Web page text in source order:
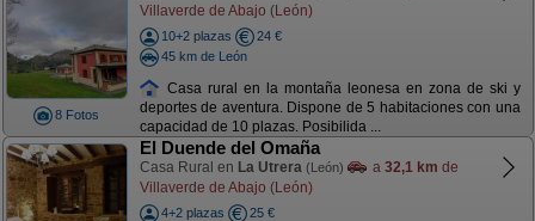
8 Fotos
Villaverde de Abajo (León)
10+2 plazas
24 €
45 km de León
Casa rural en la montaña leonesa en zona de ski y
deportes de aventura. Dispone de 5 habitaciones con una
capacidad de 10 plazas. Posibilida ...
El Duende del Omaña
Casa Rural en La Utrera (León) a 32,1 km de
Villaverde de Abajo (León)
4+2 plazas
25 €